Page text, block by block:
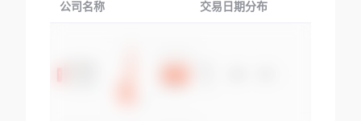
公司名称 交易日期分布